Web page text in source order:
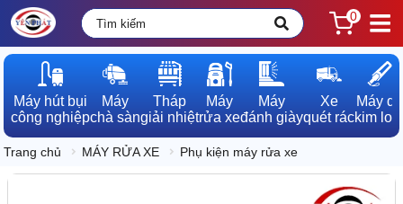
0
Máy hút bụi
công nghiệp
Máy
chà sàn
Tháp
giải nhiệt
Máy
rửa xe
Máy
đánh giày
Xe
quét rác
Máy dò
kim loại
Trang chủ MÁY RỬA XE Phụ kiện máy rửa xe